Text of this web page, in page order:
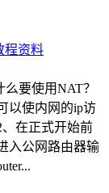
程资料
要使用NAT？
以使内网的ip访
在正式开始前
入公网路由器输